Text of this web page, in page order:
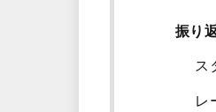
振り
ス
レ